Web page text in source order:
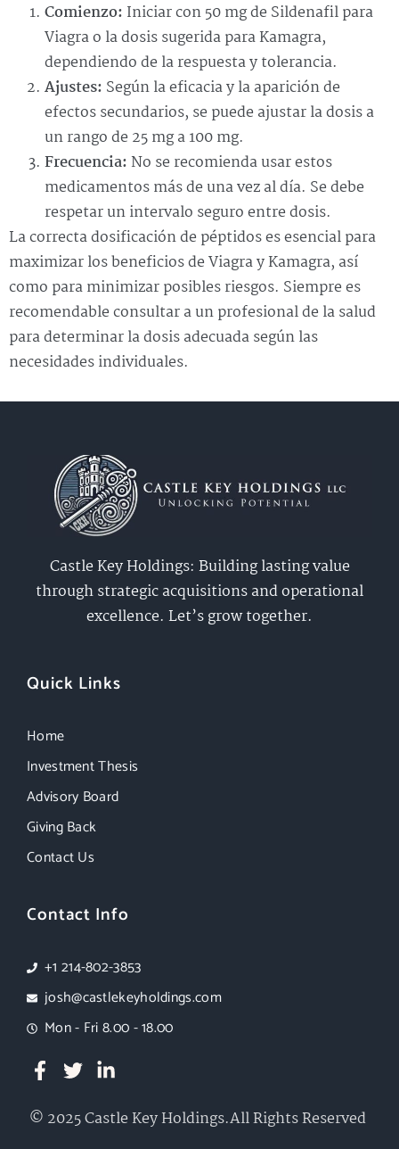
Comienzo: Iniciar con 50 mg de Sildenafil para
Viagra o la dosis sugerida para Kamagra,
dependiendo de la respuesta y tolerancia.
Ajustes: Según la eficacia y la aparición de
efectos secundarios, se puede ajustar la dosis a
un rango de 25 mg a 100 mg.
Frecuencia: No se recomienda usar estos
medicamentos más de una vez al día. Se debe
respetar un intervalo seguro entre dosis.
La correcta dosificación de péptidos es esencial para
maximizar los beneficios de Viagra y Kamagra, así
como para minimizar posibles riesgos. Siempre es
recomendable consultar a un profesional de la salud
para determinar la dosis adecuada según las
necesidades individuales.
Castle Key Holdings: Building lasting value
through strategic acquisitions and operational
excellence. Let’s grow together.
Quick Links
Home
Investment Thesis
Advisory Board
Giving Back
Contact Us
Contact Info
+1 214-802-3853
josh@castlekeyholdings.com
Mon - Fri 8.00 - 18.00
© 2025 Castle Key Holdings.All Rights Reserved